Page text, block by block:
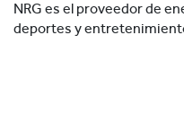
NRG es el proveedor de
deportes y